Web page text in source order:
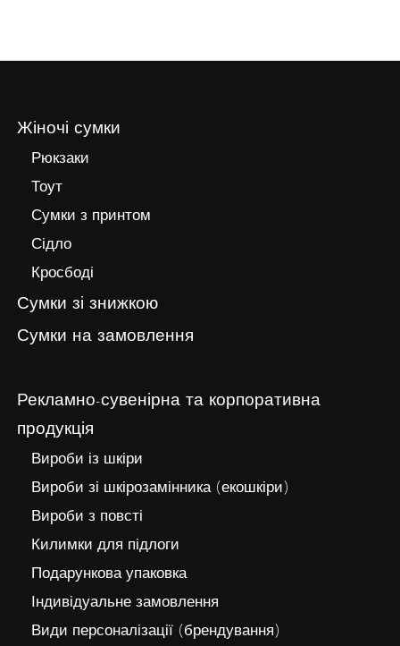
Жіночі сумки
Рюкзаки
Тоут
Сумки з принтом
Сідло
Кросбоді
Сумки зі знижкою
Сумки на замовлення
Рекламно-сувенірна та корпоративна
продукція
Вироби із шкіри
Вироби зі шкірозамінника (екошкіри)
Вироби з повсті
Килимки для підлоги
Подарункова упаковка
Індивідуальне замовлення
Види персоналізації (брендування)